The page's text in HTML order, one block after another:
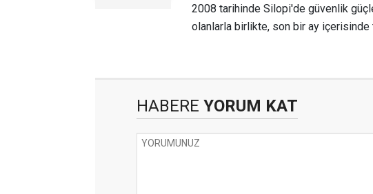
2008 tarihinde Silopi'de güvenlik
olanlarla birlikte, son bir ay içerisinde
HABERE YORUM KAT